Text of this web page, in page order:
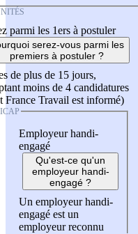
parmi les 1ers à postuler
serez-vous parmi les
premiers à postuler ?
de plus de 15 jours,
moins de 4 candidatures
France Travail est informé)
Employeur handi-
engagé
Qu'est-ce qu'un
employeur handi-
engagé ?
Un employeur handi-
engagé est un
employeur reconnu